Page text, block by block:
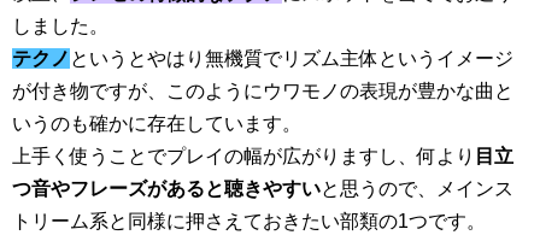
しました。
テクノ というとやはり無機質でリズム主体というイメージ
が付き物ですが、このようにウワモノの表現が豊かな曲と
いうのも確かに存在しています。
上手く使うことでプレイの幅が広がりますし、何より 目立
つ音やフレーズがあると聴きやすいと思うので、メインス
トリーム系と同様に押さえておきたい部類の1つです。